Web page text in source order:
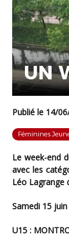
UN
Publié le 14/
Féminines
Le week-end du 15 et 16 juin marque la fin des finales de Coupe de Paris Crédit Mutuel IDF
avec les
Léo Lagrange
Samedi 15 juin
U15 :